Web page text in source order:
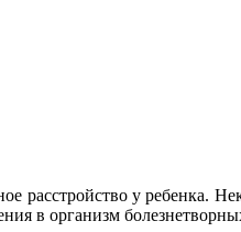
расстройство у ребенка.
в организм